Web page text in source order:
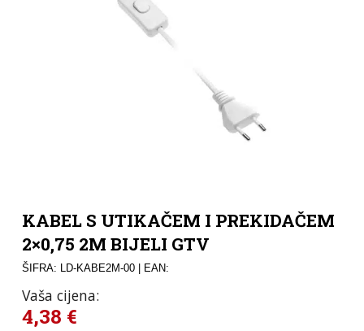
KABEL S UTIKAČEM I PREKIDAČEM
2×0,75 2M BIJELI GTV
ŠIFRA: LD-KABE2M-00| EAN:
Vaša cijena:
4,38 €